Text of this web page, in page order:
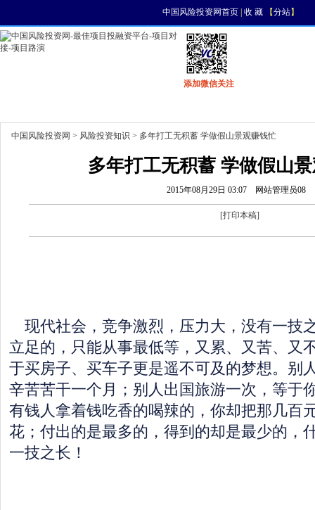
中国风险投资网首页| 收 藏【分站】
添加微信关注
中国风险投资网 > 风险投资知识 > 多年打工无积蓄 学做假山景观赚钱忙
多年打工无积蓄 学做假山
2015年08月29日 03:07 网站管理员08
[打印本稿]
现代社会，竞争激烈，压力大，没有一技
立足的，只能从事最低等，又累、又苦、又
于买房子、买车子更是遥不可及的梦想。别
辛苦苦干一个月；别人出国旅游一次，等于
有钱人拿着钱吃香的喝辣的，你却把那几百
花；付出的是最多的，得到的却是最少的，
一技之长！